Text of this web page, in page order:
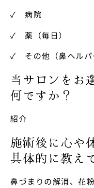
✓ 病院
✓ 薬（毎日）
✓ その他（鼻ヘルパ
当サロンをお
何ですか？
紹介
施術後に心や
具体的に教え
鼻づまりの解消、花